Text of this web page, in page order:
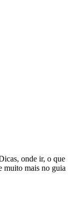
onde ir, o que
muito mais no guia